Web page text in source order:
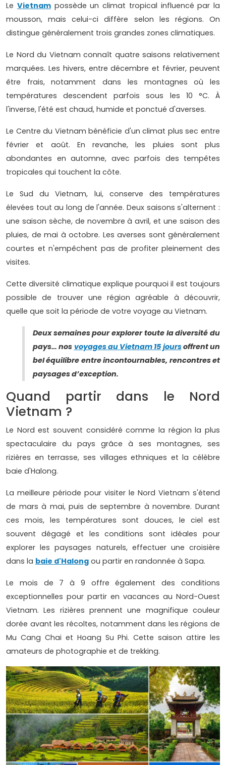
Le Vietnampossède un climat tropical influencé par la
mousson, mais celui-ci diffère selon les régions. On
distingue généralement trois grandes zones climatiques.
Le Nord du Vietnam connaît quatre saisons relativement
marquées. Les hivers, entre décembre et février, peuvent
être frais, notamment dans les montagnes où les
températures descendent parfois sous les 10 °C. À
l'inverse, l'été est chaud, humide et ponctué d'averses.
Le Centre du Vietnam bénéficie d'un climat plus sec entre
février et août. En revanche, les pluies sont plus
abondantes en automne, avec parfois des tempêtes
tropicales qui touchent la côte.
Le Sud du Vietnam, lui, conserve des températures
élevées tout au long de l'année. Deux saisons s'alternent :
une saison sèche, de novembre à avril, et une saison des
pluies, de mai à octobre. Les averses sont généralement
courtes et n'empêchent pas de profiter pleinement des
visites.
Cette diversité climatique explique pourquoi il est toujours
possible de trouver une région agréable à découvrir,
quelle que soit la période de votre voyage au Vietnam.
Deux semaines pour explorer toute la diversité du
pays… nos voyages au Vietnam 15 joursoffrent un
bel équilibre entre incontournables, rencontres et
paysages d’exception.
Quand partir dans le Nord
Vietnam ?
Le Nord est souvent considéré comme la région la plus
spectaculaire du pays grâce à ses montagnes, ses
rizières en terrasse, ses villages ethniques et la célèbre
baie d'Halong.
La meilleure période pour visiter le Nord Vietnam s'étend
de mars à mai, puis de septembre à novembre. Durant
ces mois, les températures sont douces, le ciel est
souvent dégagé et les conditions sont idéales pour
explorer les paysages naturels, effectuer une croisière
dans la baie d'Halong ou partir en randonnée à Sapa.
Le mois de 7 à 9 offre également des conditions
exceptionnelles pour partir en vacances au Nord-Ouest
Vietnam. Les rizières prennent une magnifique couleur
dorée avant les récoltes, notamment dans les régions de
Mu Cang Chai et Hoang Su Phi. Cette saison attire les
amateurs de photographie et de trekking.